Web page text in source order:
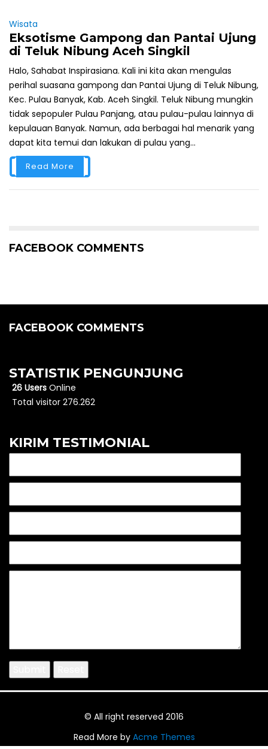
Wisata
Eksotisme Gampong dan Pantai Ujung
di Teluk Nibung Aceh Singkil
Halo, Sahabat Inspirasiana. Kali ini kita akan mengulas
perihal suasana gampong dan Pantai Ujung di Teluk Nibung,
Kec. Pulau Banyak, Kab. Aceh Singkil. Teluk Nibung mungkin
tidak sepopuler Pulau Panjang, atau pulau-pulau lainnya di
kepulauan Banyak. Namun, ada berbagai hal menarik yang
dapat kita temui dan lakukan di pulau yang...
Read More
FACEBOOK COMMENTS
FACEBOOK COMMENTS
STATISTIK PENGUNJUNG
26 Users Online
Total visitor 276.262
KIRIM TESTIMONIAL
© All right reserved 2016
Read More by Acme Themes